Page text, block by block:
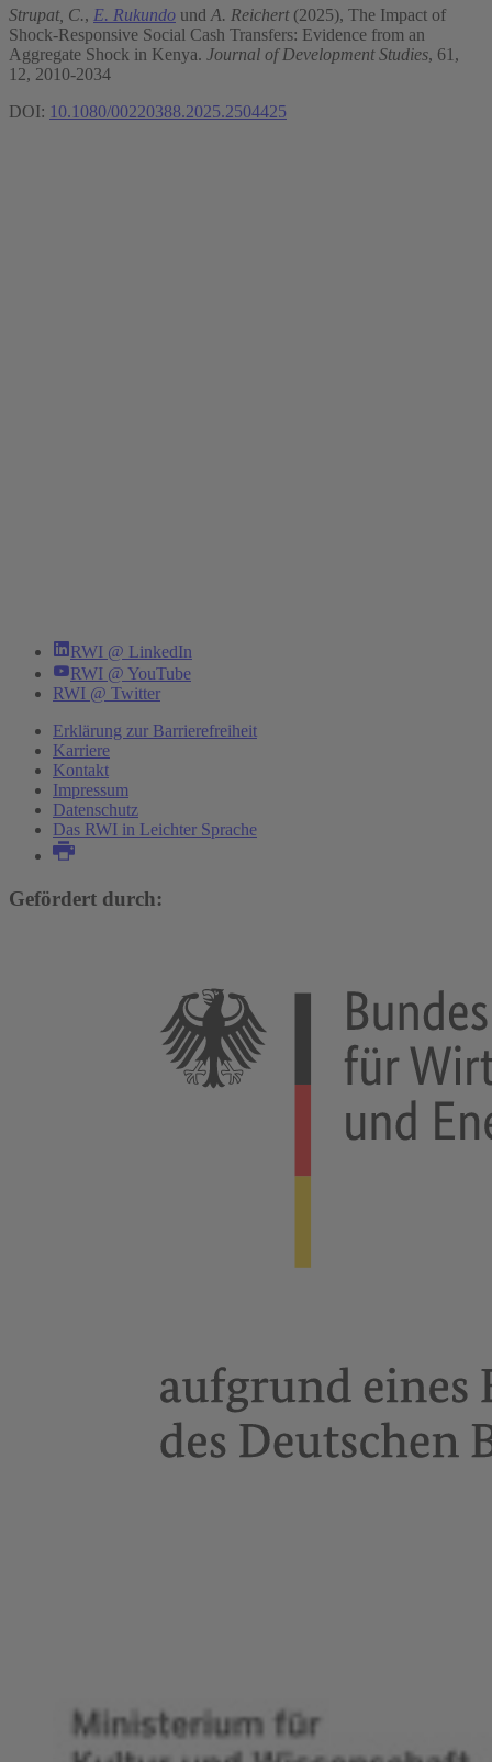
Strupat, C., E. Rukundo und A. Reichert(2025), The Impact of
Shock-Responsive Social Cash Transfers: Evidence from an
Aggregate Shock in Kenya. Journal of Development Studies, 61,
12, 2010-2034
DOI: 10.1080/00220388.2025.2504425
RWI @ LinkedIn
RWI @ YouTube
RWI @ Twitter
Erklärung zur Barrierefreiheit
Karriere
Kontakt
Impressum
Datenschutz
Das RWI in Leichter Sprache
Gefördert durch: